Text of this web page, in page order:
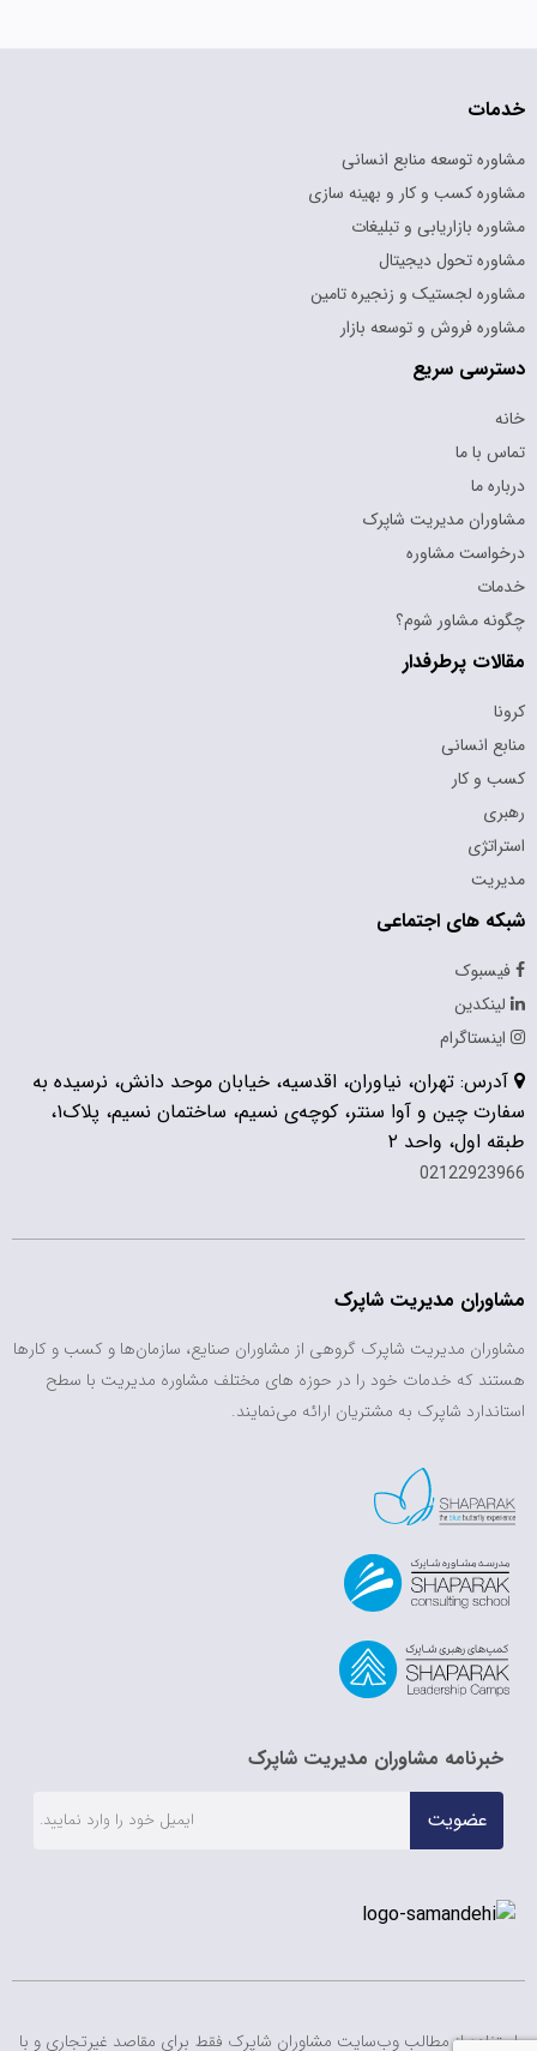
خدمات
مشاوره توسعه منابع انسانی
مشاوره کسب و کار و بهینه سازی
مشاوره بازاریابی و تبلیغات
مشاوره تحول دیجیتال
مشاوره لجستیک و زنجیره تامین
مشاوره فروش و توسعه بازار
دسترسی سریع
خانه
تماس با ما
درباره ما
مشاوران مدیریت شاپرک
درخواست مشاوره
خدمات
چگونه مشاور شوم؟
مقالات پرطرفدار
کرونا
منابع انسانی
کسب و کار
رهبری
استراتژی
مدیریت
شبکه های اجتماعی
فیسبوک
لینکدین
اینستاگرام
آدرس: تهران، نیاوران، اقدسیه، خیابان موحد دانش، نرسیده به
سفارت چین و آوا سنتر، کوچه‌ی نسیم، ساختمان نسیم، پلاک۱،
طبقه اول، واحد ۲
02122923966
مشاوران مدیریت شاپرک
مشاوران مدیریت شاپرک گروهی از مشاوران صنایع، سازمان‌ها و کسب و کارها
هستند که خدمات خود را در حوزه های مختلف مشاوره مدیریت با سطح
استاندارد شاپرک به مشتریان ارائه می‌نمایند.
خبرنامه مشاوران مدیریت شاپرک
عضویت
استفاده از مطالب وب‌سایت مشاوران شاپرک فقط برای مقاصد غیرتجاری و با